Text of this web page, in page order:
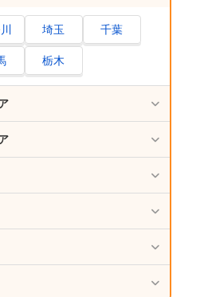
埼玉 千葉
栃木